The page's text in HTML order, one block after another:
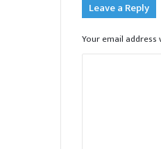
Leave a Reply
Your email address